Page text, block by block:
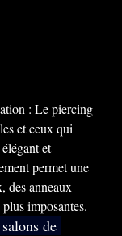
: Le piercing
et ceux qui
et
permet une
des anneaux
imposantes.